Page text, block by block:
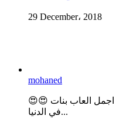
29 December، 2018
mohaned
😍😍 شكرا علي تنزيل العاب بنات ٢٠٢٤ اجمل العاب بنات
في الدنيا...